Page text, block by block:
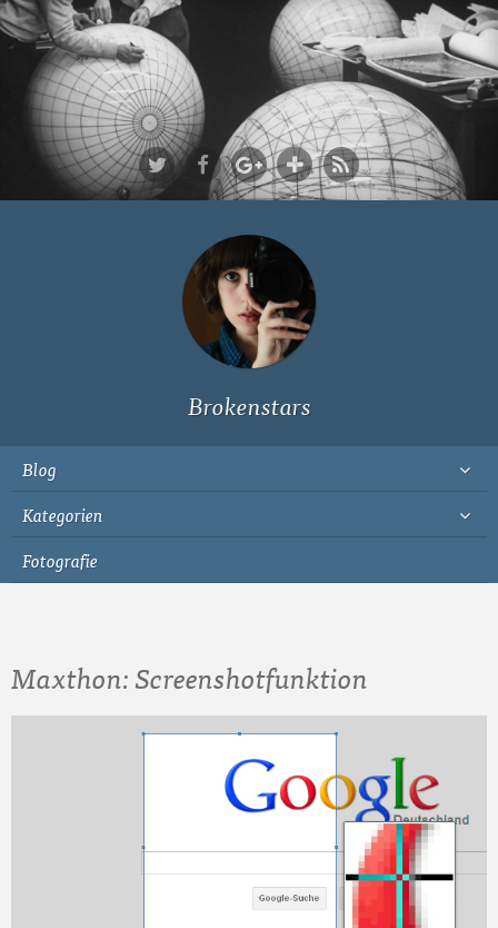
Ich bin Fyn,
23, und
wohne in
Köln
Brokenstars
Blog
Kategorien
Fotografie
Maxthon: Screenshotfunktion